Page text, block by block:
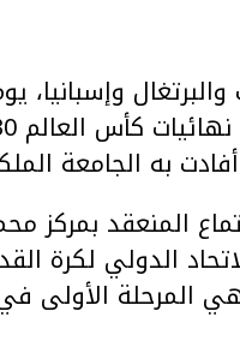
به الجامعة
المنعقد بمركز
الدولي لكرة
المرحلة الأولى